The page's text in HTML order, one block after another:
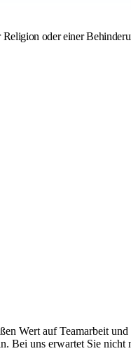
oder einer
Wert auf Teamarbeit
Bei uns erwartet Sie nicht